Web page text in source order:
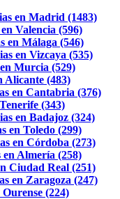
en Madrid (1483)
Valencia (596)
en Málaga (546)
en Vizcaya (535)
Murcia (529)
Alicante (483)
en Cantabria (376)
(343)
en Badajoz (324)
en Toledo (299)
en Córdoba (273)
en Almería (258)
Ciudad Real (251)
en Zaragoza (247)
(224)